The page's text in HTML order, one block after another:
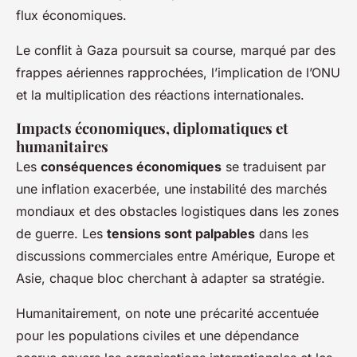
flux économiques.
Le conflit à Gaza poursuit sa course, marqué par des
frappes aériennes rapprochées, l’implication de l’ONU
et la multiplication des réactions internationales.
Impacts économiques, diplomatiques et
humanitaires
Les conséquences économiques se traduisent par
une inflation exacerbée, une instabilité des marchés
mondiaux et des obstacles logistiques dans les zones
de guerre. Les tensions sont palpables dans les
discussions commerciales entre Amérique, Europe et
Asie, chaque bloc cherchant à adapter sa stratégie.
Humanitairement, on note une précarité accentuée
pour les populations civiles et une dépendance